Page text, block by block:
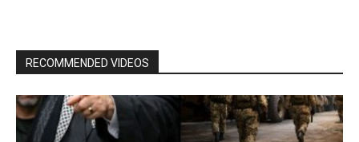
RECOMMENDED VIDEOS